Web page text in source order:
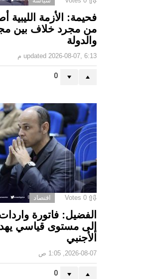
فحيمة: الأزمة الليبية
من مجرد خلاف بين
والدولة
updated 2026-08-07, 6:13 م
0
0
Votes اقتصاد
الفضيل: فاتورة
إلى مستوى قياسي
الأجنبي
2026-08-07, 1:05 ص
0